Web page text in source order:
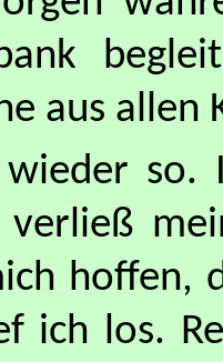
aus allen
so.
verließ
hoffen,
ich los.